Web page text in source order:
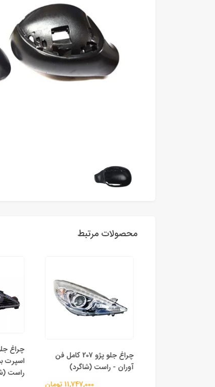
محصولات مرتبط
چراغ جلو پژو 207 کامل فن
آوران - راست (شاگرد)
11,747,000 تومان
اسپرت
راست